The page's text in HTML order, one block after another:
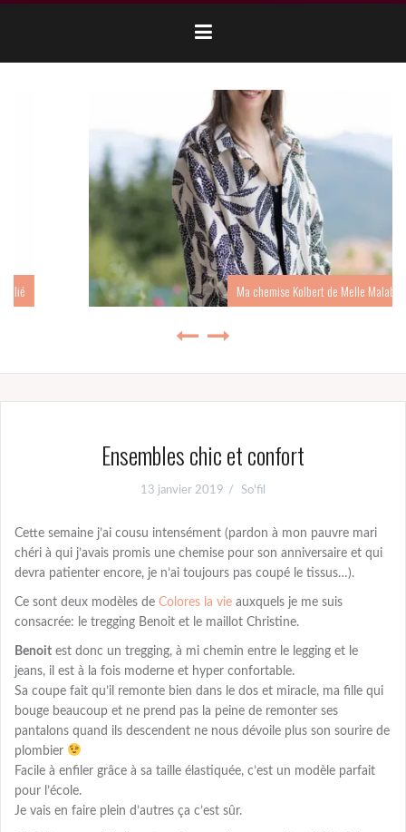
Duo mère-fille en KONSTANCE de Melle Malabar
Ensembles chic et confort
13 janvier 2019 So'fil
Cette semaine j’ai cousu intensément (pardon à mon pauvre mari
chéri à qui j’avais promis une chemise pour son anniversaire et qui
devra patienter encore, je n’ai toujours pas coupé le tissus…).
Ce sont deux modèles de Colores la vie auxquels je me suis
consacrée: le tregging Benoit et le maillot Christine.
Benoit est donc un tregging, à mi chemin entre le legging et le
jeans, il est à la fois moderne et hyper confortable.
Sa coupe fait qu’il remonte bien dans le dos et miracle, ma fille qui
bouge beaucoup et ne prend pas la peine de remonter ses
pantalons quand ils descendent ne nous dévoile plus son sourire de
plombier
Facile à enfiler grâce à sa taille élastiquée, c’est un modèle parfait
pour l’école.
Je vais en faire plein d’autres ça c’est sûr.